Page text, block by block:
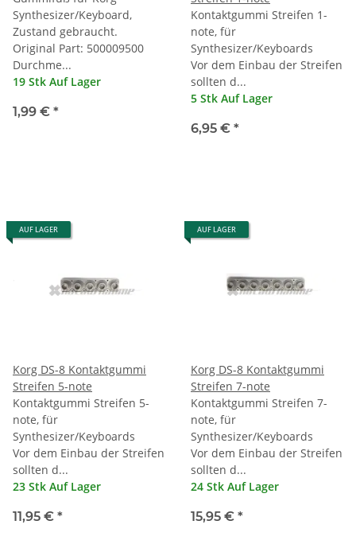
Synthesizer/Keyboard,
Zustand gebraucht.
Original Part: 500009500
Durchme...
19 Stk Auf Lager
1,99 € *
Kontaktgummi Streifen 1-
note, für
Synthesizer/Keyboards
Vor dem Einbau der Streifen
sollten d...
5 Stk Auf Lager
6,95 € *
AUF LAGER
Korg DS-8 Kontaktgummi
Streifen 5-note
Kontaktgummi Streifen 5-
note, für
Synthesizer/Keyboards
Vor dem Einbau der Streifen
sollten d...
23 Stk Auf Lager
11,95 € *
AUF LAGER
Korg DS-8 Kontaktgummi
Streifen 7-note
Kontaktgummi Streifen 7-
note, für
Synthesizer/Keyboards
Vor dem Einbau der Streifen
sollten d...
24 Stk Auf Lager
15,95 € *